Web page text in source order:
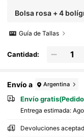
Bolsa rosa + 4
Guía de Tallas
Cantidad:
Envío a Argentina
Envío
Entrega estimada:
Devoluciones